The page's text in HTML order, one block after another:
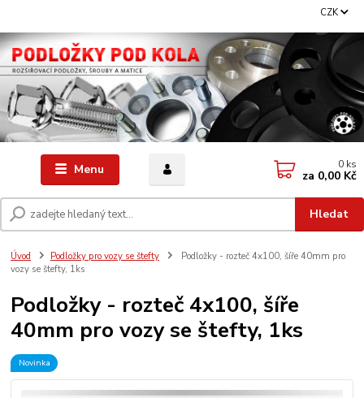
Menu
CZK
Hledat
0 ks
za 0,00 Kč
Úvod Podložky pro vozy se štefty
Podložky - rozteč 4x100, šíře 40mm pro
vozy se štefty, 1ks
Podložky - rozteč 4x100, šíře
40mm pro vozy se štefty, 1ks
Novinka